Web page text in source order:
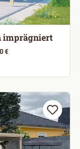
imprägniert
€